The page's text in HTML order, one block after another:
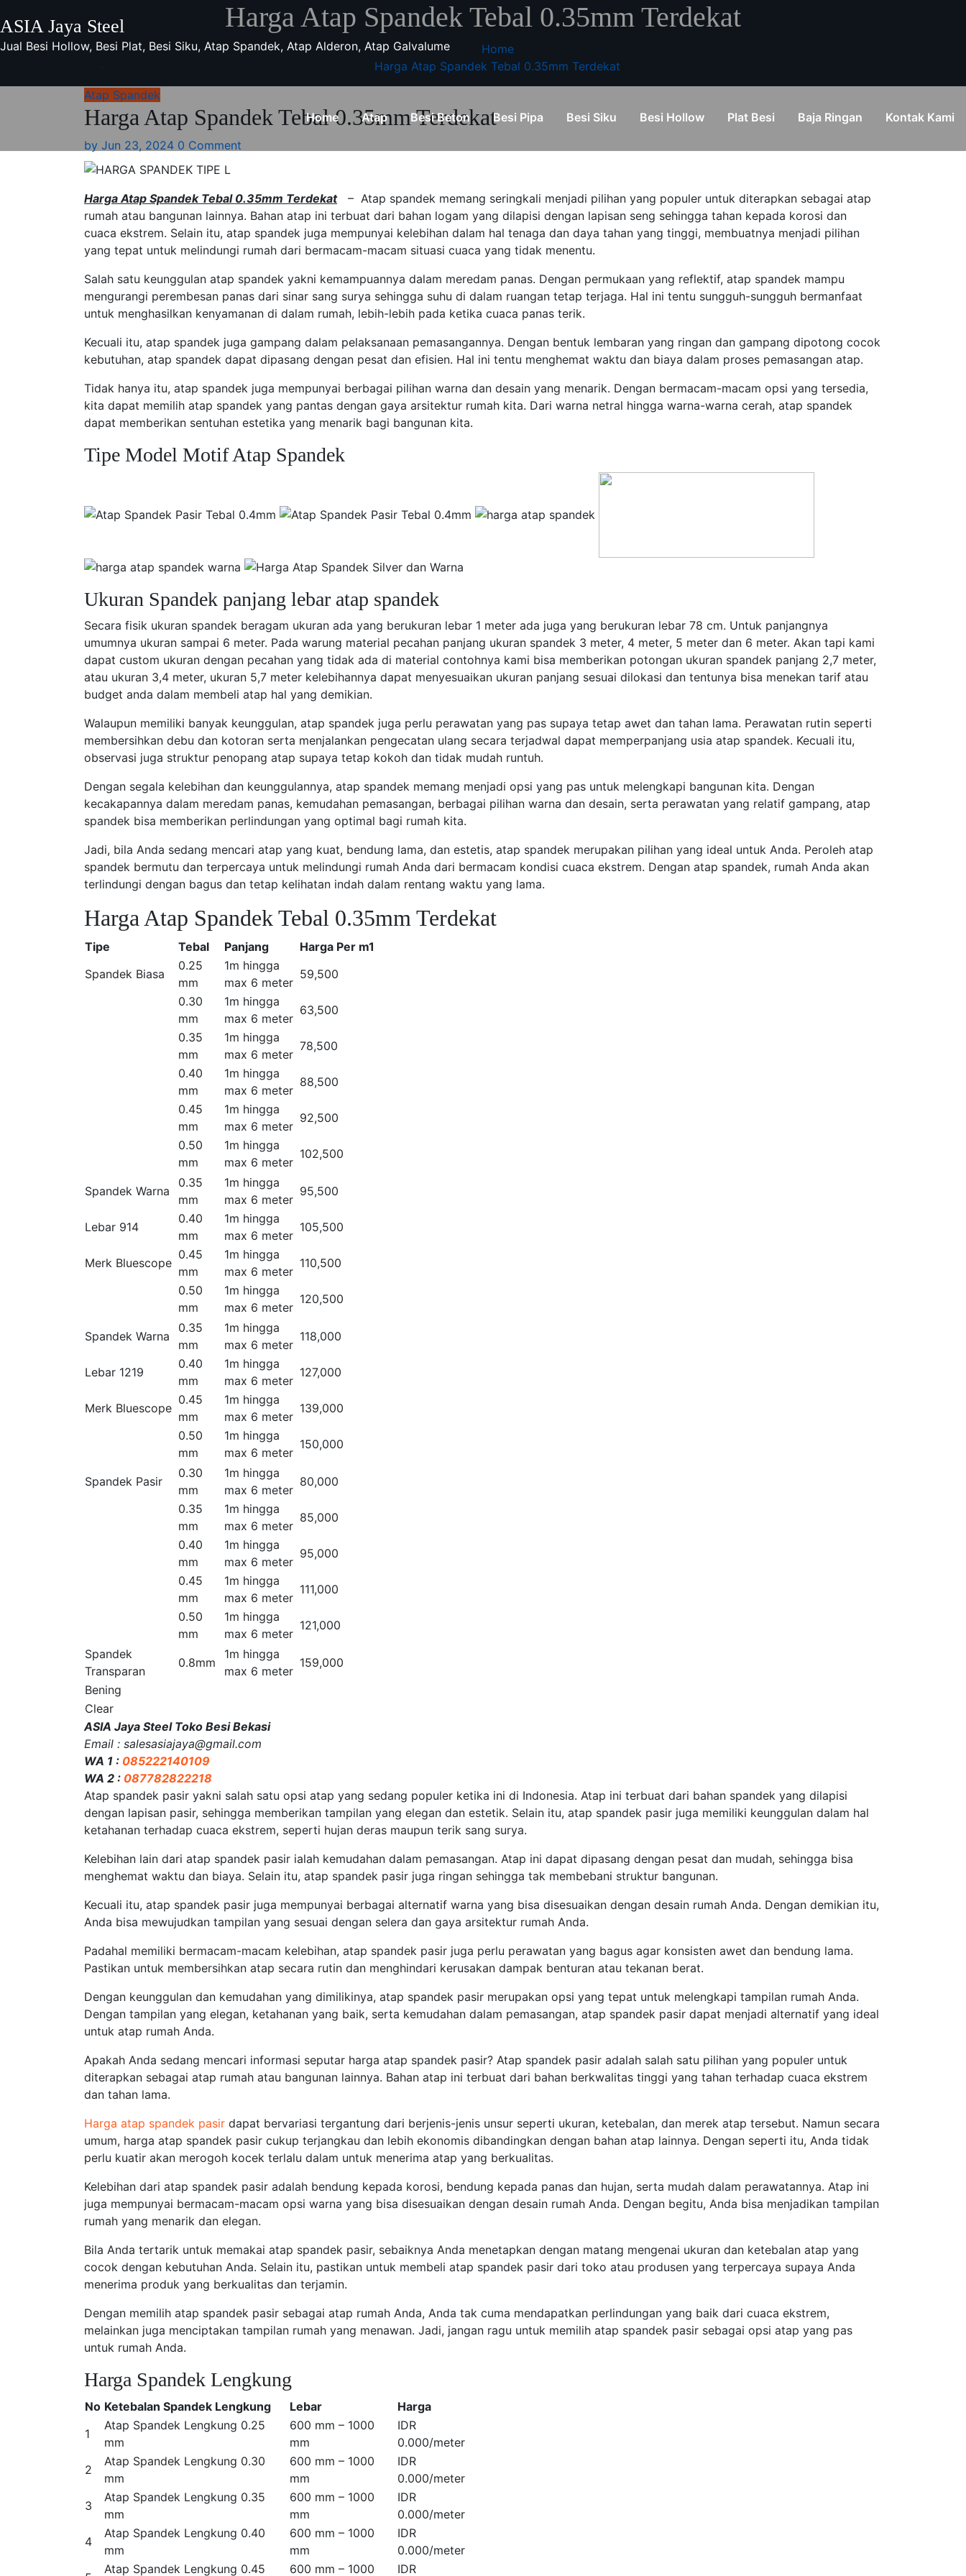
to
content
ASIA Jaya Steel
Jual Besi Hollow, Besi Plat, Besi Siku, Atap Spandek, Atap Alderon, Atap Galvalume
Home Atap Besi Beton Besi Pipa Besi Siku Besi Hollow Plat Besi Baja Ringan Kontak Kami
Harga Atap Spandek Tebal 0.35mm Terdekat
Home
Harga Atap Spandek Tebal 0.35mm Terdekat
Atap Spandek
Harga Atap Spandek Tebal 0.35mm Terdekat
by Jun 23, 2024 0 Comment
Harga Atap Spandek Tebal 0.35mm Terdekat– Atap spandek memang seringkali menjadi pilihan yang populer untuk diterapkan sebagai atap
rumah atau bangunan lainnya. Bahan atap ini terbuat dari bahan logam yang dilapisi dengan lapisan seng sehingga tahan kepada korosi dan
cuaca ekstrem. Selain itu, atap spandek juga mempunyai kelebihan dalam hal tenaga dan daya tahan yang tinggi, membuatnya menjadi pilihan
yang tepat untuk melindungi rumah dari bermacam-macam situasi cuaca yang tidak menentu.
Salah satu keunggulan atap spandek yakni kemampuannya dalam meredam panas. Dengan permukaan yang reflektif, atap spandek mampu
mengurangi perembesan panas dari sinar sang surya sehingga suhu di dalam ruangan tetap terjaga. Hal ini tentu sungguh-sungguh bermanfaat
untuk menghasilkan kenyamanan di dalam rumah, lebih-lebih pada ketika cuaca panas terik.
Kecuali itu, atap spandek juga gampang dalam pelaksanaan pemasangannya. Dengan bentuk lembaran yang ringan dan gampang dipotong cocok
kebutuhan, atap spandek dapat dipasang dengan pesat dan efisien. Hal ini tentu menghemat waktu dan biaya dalam proses pemasangan atap.
Tidak hanya itu, atap spandek juga mempunyai berbagai pilihan warna dan desain yang menarik. Dengan bermacam-macam opsi yang tersedia,
kita dapat memilih atap spandek yang pantas dengan gaya arsitektur rumah kita. Dari warna netral hingga warna-warna cerah, atap spandek
dapat memberikan sentuhan estetika yang menarik bagi bangunan kita.
Tipe Model Motif Atap Spandek
Ukuran Spandek panjang lebar atap spandek
Secara fisik ukuran spandek beragam ukuran ada yang berukuran lebar 1 meter ada juga yang berukuran lebar 78 cm. Untuk panjangnya
umumnya ukuran sampai 6 meter. Pada warung material pecahan panjang ukuran spandek 3 meter, 4 meter, 5 meter dan 6 meter. Akan tapi kami
dapat custom ukuran dengan pecahan yang tidak ada di material contohnya kami bisa memberikan potongan ukuran spandek panjang 2,7 meter,
atau ukuran 3,4 meter, ukuran 5,7 meter kelebihannya dapat menyesuaikan ukuran panjang sesuai dilokasi dan tentunya bisa menekan tarif atau
budget anda dalam membeli atap hal yang demikian.
Walaupun memiliki banyak keunggulan, atap spandek juga perlu perawatan yang pas supaya tetap awet dan tahan lama. Perawatan rutin seperti
membersihkan debu dan kotoran serta menjalankan pengecatan ulang secara terjadwal dapat memperpanjang usia atap spandek. Kecuali itu,
observasi juga struktur penopang atap supaya tetap kokoh dan tidak mudah runtuh.
Dengan segala kelebihan dan keunggulannya, atap spandek memang menjadi opsi yang pas untuk melengkapi bangunan kita. Dengan
kecakapannya dalam meredam panas, kemudahan pemasangan, berbagai pilihan warna dan desain, serta perawatan yang relatif gampang, atap
spandek bisa memberikan perlindungan yang optimal bagi rumah kita.
Jadi, bila Anda sedang mencari atap yang kuat, bendung lama, dan estetis, atap spandek merupakan pilihan yang ideal untuk Anda. Peroleh atap
spandek bermutu dan terpercaya untuk melindungi rumah Anda dari bermacam kondisi cuaca ekstrem. Dengan atap spandek, rumah Anda akan
terlindungi dengan bagus dan tetap kelihatan indah dalam rentang waktu yang lama.
Harga Atap Spandek Tebal 0.35mm Terdekat
Tipe Tebal Panjang
Harga Per m1
Spandek Biasa
0.25
mm
1m hingga
max 6 meter
59,500
0.30
mm
1m hingga
max 6 meter
63,500
0.35
mm
1m hingga
max 6 meter
78,500
0.40
mm
1m hingga
max 6 meter
88,500
0.45
mm
1m hingga
max 6 meter
92,500
0.50
mm
1m hingga
max 6 meter
102,500
Spandek Warna
0.35
mm
1m hingga
max 6 meter
95,500
Lebar 914
0.40
mm
1m hingga
max 6 meter
105,500
Merk Bluescope
0.45
mm
1m hingga
max 6 meter
110,500
0.50
mm
1m hingga
max 6 meter
120,500
Spandek Warna
0.35
mm
1m hingga
max 6 meter
118,000
Lebar 1219
0.40
mm
1m hingga
max 6 meter
127,000
Merk Bluescope
0.45
mm
1m hingga
max 6 meter
139,000
0.50
mm
1m hingga
max 6 meter
150,000
Spandek Pasir
0.30
mm
1m hingga
max 6 meter
80,000
0.35
mm
1m hingga
max 6 meter
85,000
0.40
mm
1m hingga
max 6 meter
95,000
0.45
mm
1m hingga
max 6 meter
111,000
0.50
mm
1m hingga
max 6 meter
121,000
Spandek
Transparan
0.8mm
1m hingga
max 6 meter
159,000
Bening
Clear
ASIA Jaya Steel Toko Besi Bekasi
Email : salesasiajaya@gmail.com
WA 1 : 085222140109
WA 2 : 087782822218
Atap spandek pasir yakni salah satu opsi atap yang sedang populer ketika ini di Indonesia. Atap ini terbuat dari bahan spandek yang dilapisi
dengan lapisan pasir, sehingga memberikan tampilan yang elegan dan estetik. Selain itu, atap spandek pasir juga memiliki keunggulan dalam hal
ketahanan terhadap cuaca ekstrem, seperti hujan deras maupun terik sang surya.
Kelebihan lain dari atap spandek pasir ialah kemudahan dalam pemasangan. Atap ini dapat dipasang dengan pesat dan mudah, sehingga bisa
menghemat waktu dan biaya. Selain itu, atap spandek pasir juga ringan sehingga tak membebani struktur bangunan.
Kecuali itu, atap spandek pasir juga mempunyai berbagai alternatif warna yang bisa disesuaikan dengan desain rumah Anda. Dengan demikian itu,
Anda bisa mewujudkan tampilan yang sesuai dengan selera dan gaya arsitektur rumah Anda.
Padahal memiliki bermacam-macam kelebihan, atap spandek pasir juga perlu perawatan yang bagus agar konsisten awet dan bendung lama.
Pastikan untuk membersihkan atap secara rutin dan menghindari kerusakan dampak benturan atau tekanan berat.
Dengan keunggulan dan kemudahan yang dimilikinya, atap spandek pasir merupakan opsi yang tepat untuk melengkapi tampilan rumah Anda.
Dengan tampilan yang elegan, ketahanan yang baik, serta kemudahan dalam pemasangan, atap spandek pasir dapat menjadi alternatif yang ideal
untuk atap rumah Anda.
Apakah Anda sedang mencari informasi seputar harga atap spandek pasir? Atap spandek pasir adalah salah satu pilihan yang populer untuk
diterapkan sebagai atap rumah atau bangunan lainnya. Bahan atap ini terbuat dari bahan berkwalitas tinggi yang tahan terhadap cuaca ekstrem
dan tahan lama.
Harga atap spandek pasir dapat bervariasi tergantung dari berjenis-jenis unsur seperti ukuran, ketebalan, dan merek atap tersebut. Namun secara
umum, harga atap spandek pasir cukup terjangkau dan lebih ekonomis dibandingkan dengan bahan atap lainnya. Dengan seperti itu, Anda tidak
perlu kuatir akan merogoh kocek terlalu dalam untuk menerima atap yang berkualitas.
Kelebihan dari atap spandek pasir adalah bendung kepada korosi, bendung kepada panas dan hujan, serta mudah dalam perawatannya. Atap ini
juga mempunyai bermacam-macam opsi warna yang bisa disesuaikan dengan desain rumah Anda. Dengan begitu, Anda bisa menjadikan tampilan
rumah yang menarik dan elegan.
Bila Anda tertarik untuk memakai atap spandek pasir, sebaiknya Anda menetapkan dengan matang mengenai ukuran dan ketebalan atap yang
cocok dengan kebutuhan Anda. Selain itu, pastikan untuk membeli atap spandek pasir dari toko atau produsen yang terpercaya supaya Anda
menerima produk yang berkualitas dan terjamin.
Dengan memilih atap spandek pasir sebagai atap rumah Anda, Anda tak cuma mendapatkan perlindungan yang baik dari cuaca ekstrem,
melainkan juga menciptakan tampilan rumah yang menawan. Jadi, jangan ragu untuk memilih atap spandek pasir sebagai opsi atap yang pas
untuk rumah Anda.
Harga Spandek Lengkung
No Ketebalan Spandek Lengkung Lebar
Harga
1
Atap Spandek Lengkung 0.25
mm
600 mm – 1000
mm
IDR
0.000/meter
2
Atap Spandek Lengkung 0.30
mm
600 mm – 1000
mm
IDR
0.000/meter
3
Atap Spandek Lengkung 0.35
mm
600 mm – 1000
mm
IDR
0.000/meter
4
Atap Spandek Lengkung 0.40
mm
600 mm – 1000
mm
IDR
0.000/meter
Atap Spandek Lengkung 0.45 600 mm – 1000 IDR